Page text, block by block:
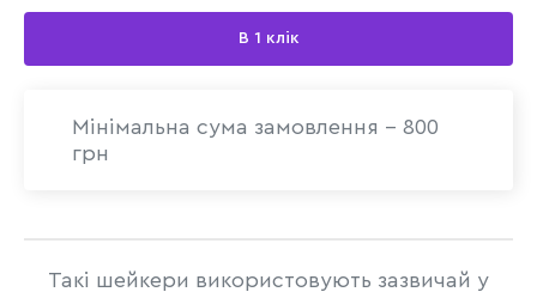
В 1 клік
Мінімальна сума замовлення - 800
грн
Такі шейкери використовують зазвичай у